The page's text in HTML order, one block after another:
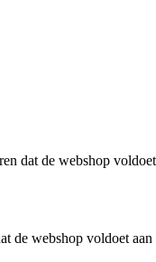
dat de webshop
de webshop voldoet